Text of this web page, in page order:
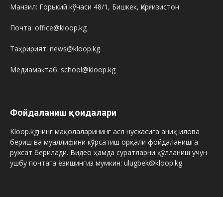
Манзил: Горький кўчаси 48/1, Бишкек, Қирғизистон
Почта: office@kloop.kg
Таҳририят: news@kloop.kg
Медиамактаб: school@kloop.kg
Фойдаланиш қоидалари
Kloop.kgнинг мақолаларининг асл нусхасига аниқ илова
бериш ва муаллифини кўрсатиш орқали фойдаланишга
рухсат берилади. Видео ҳамда суратларни қўлланиш учун
ушбу почтага ёзишингиз мумкин: ulugbek@kloop.kg